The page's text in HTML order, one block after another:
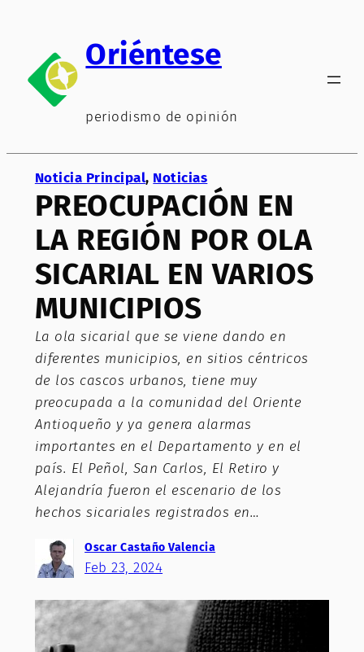
contenido
Oriéntese
periodismo de opinión
Noticia Principal, Noticias
PREOCUPACIÓN EN
LA REGIÓN POR OLA
SICARIAL EN VARIOS
MUNICIPIOS
La ola sicarial que se viene dando en
diferentes municipios, en sitios céntricos
de los cascos urbanos, tiene muy
preocupada a la comunidad del Oriente
Antioqueño y ya genera alarmas
importantes en el Departamento y en el
país. El Peñol, San Carlos, El Retiro y
Alejandría fueron el escenario de los
hechos sicariales registrados en…
Oscar Castaño Valencia
Feb 23, 2024